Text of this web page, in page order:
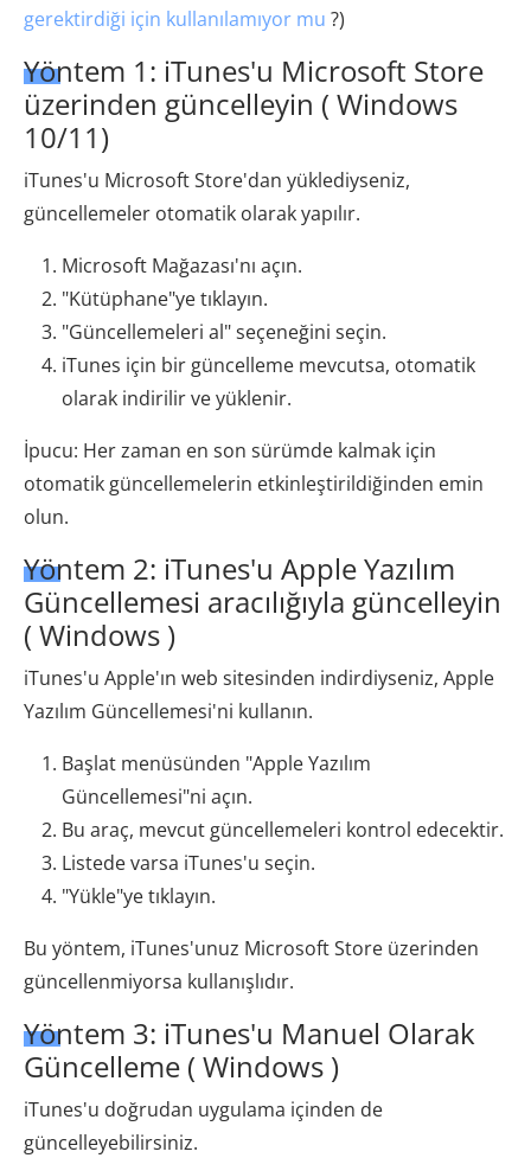
gerektirdiği için kullanılamıyor mu ?)
Yöntem 1: iTunes'u Microsoft Store
üzerinden güncelleyin ( Windows
10/11)
iTunes'u Microsoft Store'dan yüklediyseniz,
güncellemeler otomatik olarak yapılır.
Microsoft Mağazası'nı açın.
"Kütüphane"ye tıklayın.
"Güncellemeleri al" seçeneğini seçin.
iTunes için bir güncelleme mevcutsa, otomatik
olarak indirilir ve yüklenir.
İpucu: Her zaman en son sürümde kalmak için
otomatik güncellemelerin etkinleştirildiğinden emin
olun.
Yöntem 2: iTunes'u Apple Yazılım
Güncellemesi aracılığıyla güncelleyin
( Windows )
iTunes'u Apple'ın web sitesinden indirdiyseniz, Apple
Yazılım Güncellemesi'ni kullanın.
Başlat menüsünden "Apple Yazılım
Güncellemesi"ni açın.
Bu araç, mevcut güncellemeleri kontrol edecektir.
Listede varsa iTunes'u seçin.
"Yükle"ye tıklayın.
Bu yöntem, iTunes'unuz Microsoft Store üzerinden
güncellenmiyorsa kullanışlıdır.
Yöntem 3: iTunes'u Manuel Olarak
Güncelleme ( Windows )
iTunes'u doğrudan uygulama içinden de
güncelleyebilirsiniz.